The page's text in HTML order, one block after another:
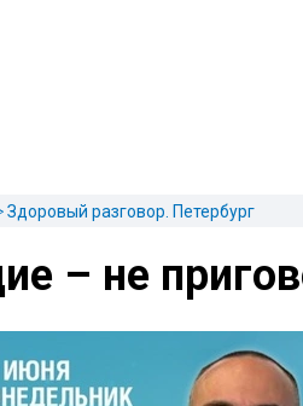
Здоровый разговор. Петербург
– не